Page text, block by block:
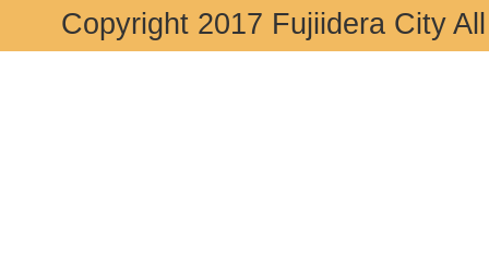
Copyright 2017 Fujiidera City